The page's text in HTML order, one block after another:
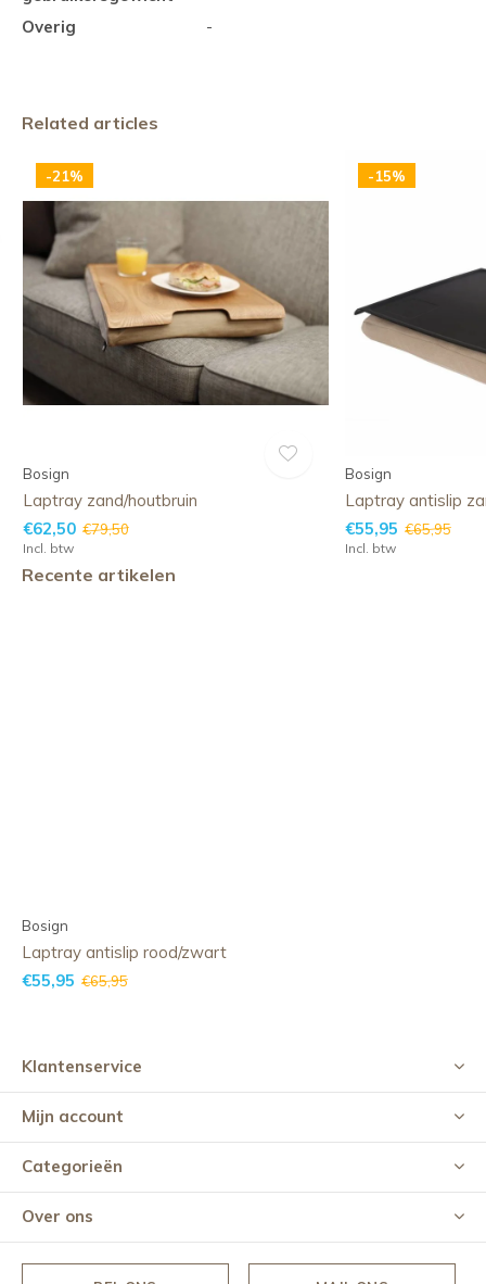
Overig -
Related articles
-21%
Bosign
Laptray zand/houtbruin
€62,50 €79,50
Incl. btw
-15%
Bosign
Laptray antislip
€55,95 €65,95
Incl. btw
Recente artikelen
Bosign
Laptray antislip rood/zwart
€55,95 €65,95
Klantenservice
Mijn account
Categorieën
Over ons